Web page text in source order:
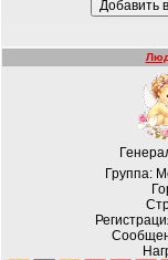
Группа: